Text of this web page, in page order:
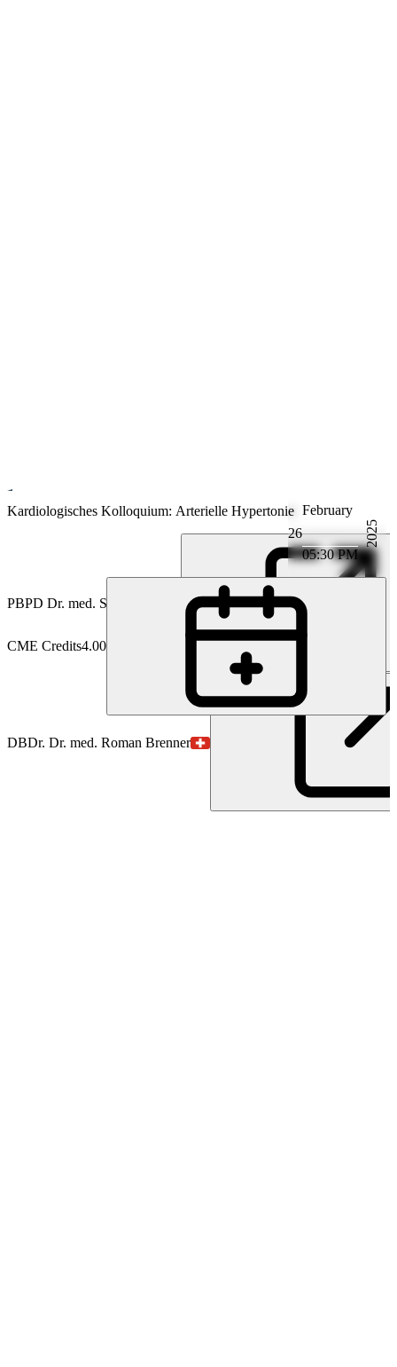
Kardiologie
26
February
05:30 PM
2025
CME Credits4.00
Kardiologisches Kolloquium: Arterielle Hypertonie
PBPD Dr. med. Stefan Bilz
DBDr. Dr. med. Roman Brenner